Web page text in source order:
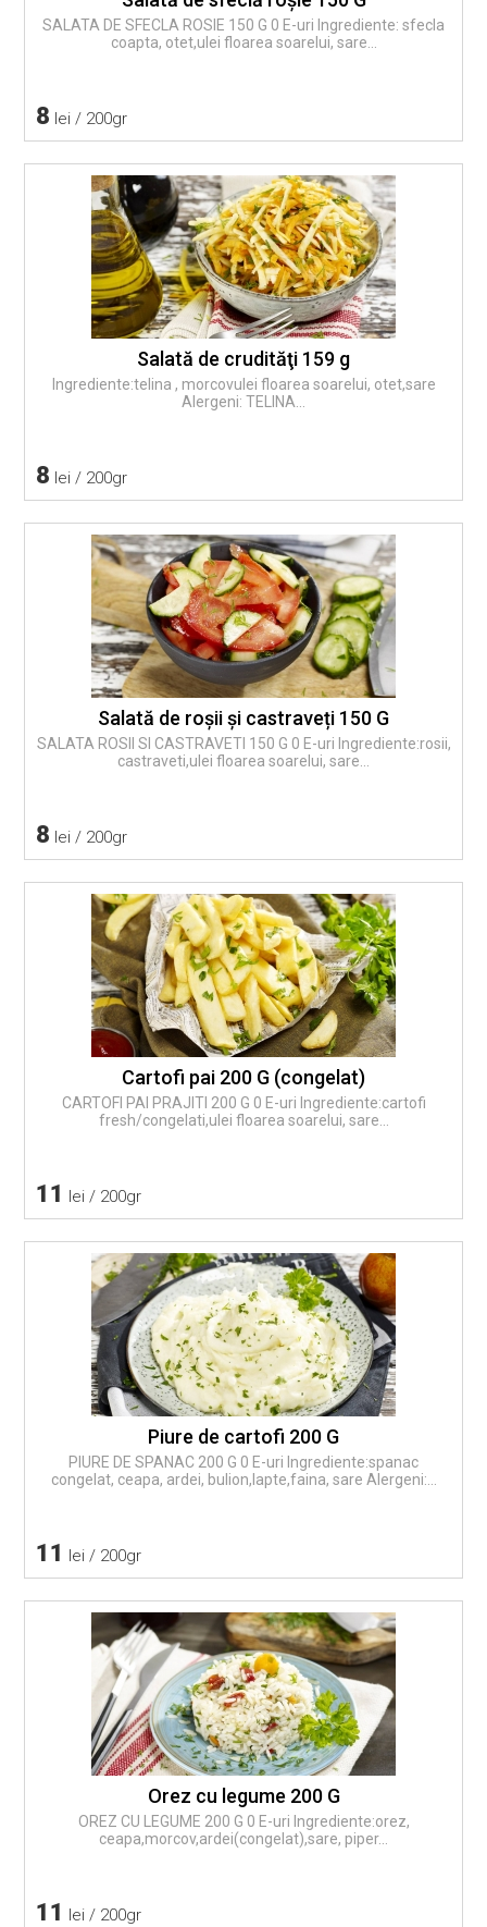
SALATA DE SFECLA ROSIE 150 G 0 E-uri Ingrediente: sfecla
coapta, otet,ulei floarea soarelui, sare...
8 lei / 200gr
Salată de crudităţi 159 g
Ingrediente:telina , morcovulei floarea soarelui, otet,sare
Alergeni: TELINA...
8 lei / 200gr
Salată de roșii și castraveți 150 G
SALATA ROSII SI CASTRAVETI 150 G 0 E-uri Ingrediente:rosii,
castraveti,ulei floarea soarelui, sare...
8 lei / 200gr
Cartofi pai 200 G (congelat)
CARTOFI PAI PRAJITI 200 G 0 E-uri Ingrediente:cartofi
fresh/congelati,ulei floarea soarelui, sare...
11 lei / 200gr
Piure de cartofi 200 G
PIURE DE SPANAC 200 G 0 E-uri Ingrediente:spanac
congelat, ceapa, ardei, bulion,lapte,faina, sare Alergeni:...
11 lei / 200gr
Orez cu legume 200 G
OREZ CU LEGUME 200 G 0 E-uri Ingrediente:orez,
ceapa,morcov,ardei(congelat),sare, piper...
11 lei / 200gr